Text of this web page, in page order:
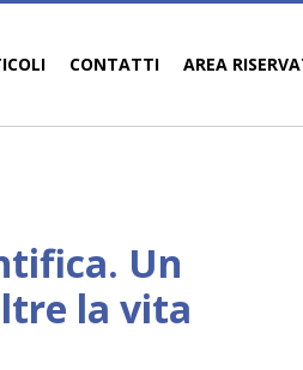
CONTATTI AREA
Un
la vita